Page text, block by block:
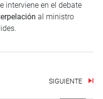
interviene en el debate
al ministro
SIGUIENTE